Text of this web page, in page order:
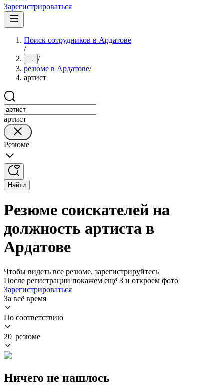
Зарегистрироваться
Поиск сотрудников в Ардатове
/
... /
резюме в Ардатове/
артист
артист
Резюме
Найти
Резюме соискателей на
должность артиста в
Ардатове
Чтобы видеть все резюме, зарегистрируйтесь
После регистрации покажем ещё 3 и откроем фото
Зарегистрироваться
За всё время
По соответствию
20 резюме
Ничего не нашлось